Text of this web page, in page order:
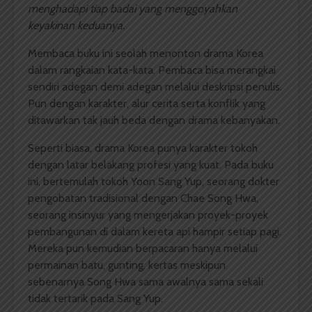
menghadapi tiap badai yang menggoyahkan
keyakinan keduanya.
Membaca buku ini seolah menonton drama Korea
dalam rangkaian kata-kata. Pembaca bisa merangkai
sendiri adegan demi adegan melalui deskripsi penulis.
Pun dengan karakter, alur cerita serta konflik yang
ditawarkan tak jauh beda dengan drama kebanyakan.
Seperti biasa, drama Korea punya karakter tokoh
dengan latar belakang profesi yang kuat. Pada buku
ini, bertemulah tokoh Yoon Sang Yup, seorang dokter
pengobatan tradisional dengan Chae Song Hwa,
seorang insinyur yang mengerjakan proyek-proyek
pembangunan di dalam kereta api hampir setiap pagi.
Mereka pun kemudian berpacaran hanya melalui
permainan batu, gunting, kertas meskipun
sebenarnya Song Hwa sama awalnya sama sekali
tidak tertarik pada Sang Yup.